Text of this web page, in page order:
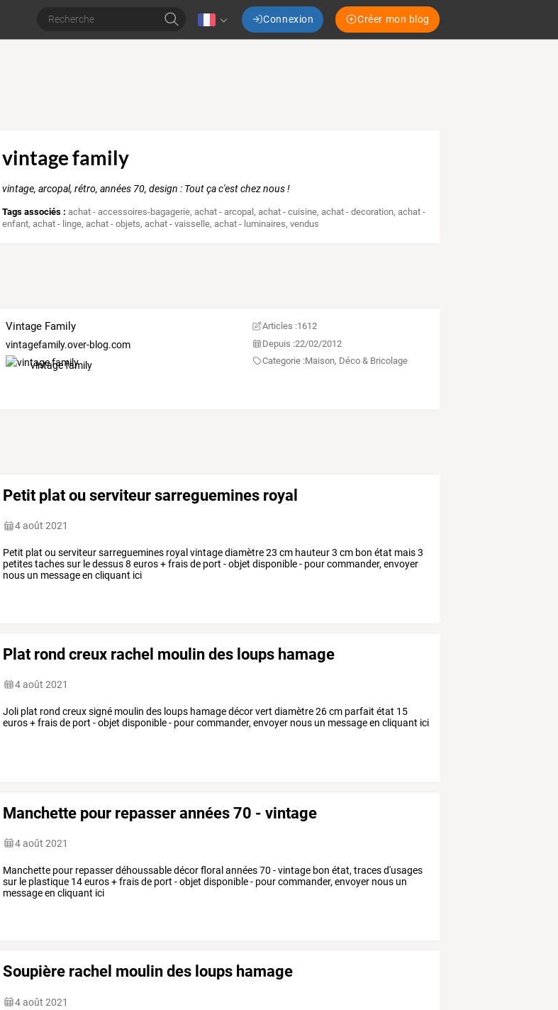
Connexion Créer mon blog
vintage family
vintage, arcopal, rétro, années 70, design : Tout ça c'est chez nous !
Tags associés : achat - accessoires-bagagerie,achat - arcopal,achat - cuisine,achat - decoration,achat -
enfant,achat - linge,achat - objets,achat - vaisselle,achat - luminaires,vendus
Vintage Family
vintagefamily.over-blog.com
vintage family
Articles :1612
Depuis :22/02/2012
Categorie :Maison, Déco & Bricolage
Petit plat ou serviteur sarreguemines royal
4 août 2021
Petit plat ou serviteur sarreguemines royal vintage diamètre 23 cm hauteur 3 cm bon état mais 3
petites taches sur le dessus 8 euros + frais de port - objet disponible - pour commander, envoyer
nous un message en cliquant ici
Plat rond creux rachel moulin des loups hamage
4 août 2021
Joli plat rond creux signé moulin des loups hamage décor vert diamètre 26 cm parfait état 15
euros + frais de port - objet disponible - pour commander, envoyer nous un message en cliquant ici
Manchette pour repasser années 70 - vintage
4 août 2021
Manchette pour repasser déhoussable décor floral années 70 - vintage bon état, traces d'usages
sur le plastique 14 euros + frais de port - objet disponible - pour commander, envoyer nous un
message en cliquant ici
Soupière rachel moulin des loups hamage
4 août 2021